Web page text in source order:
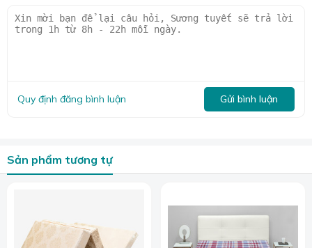
Quy định đăng bình luận Gửi bình luận
Sản phẩm tương tự